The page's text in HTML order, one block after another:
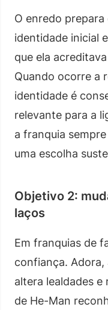
O enredo
identidade inicial
que ela
Quando ocorre a
identidade é
relevante para a
a franquia
uma escolha
Objetivo 2:
laços
Em franquias de
confiança. Adora,
altera lealdades e
de He-Man